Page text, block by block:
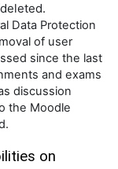
Data Protection
of user
since the last
and exams
discussion
the Moodle
on